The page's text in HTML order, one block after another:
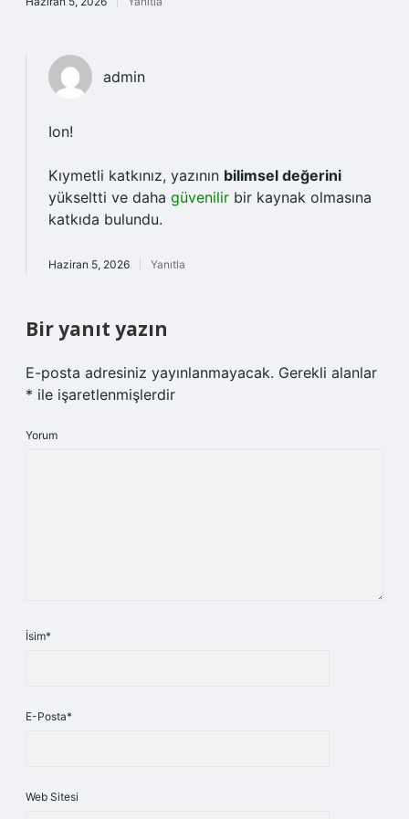
admin
Ion!
Kıymetli katkınız, yazının bilimsel değerini
yükseltti ve daha güvenilir bir kaynak olmasına
katkıda bulundu.
Haziran 5, 2026 Yanıtla
Bir yanıt yazın
E-posta adresiniz yayınlanmayacak. Gerekli alanlar
* ile işaretlenmişlerdir
Yorum
İsim*
E-Posta*
Web Sitesi